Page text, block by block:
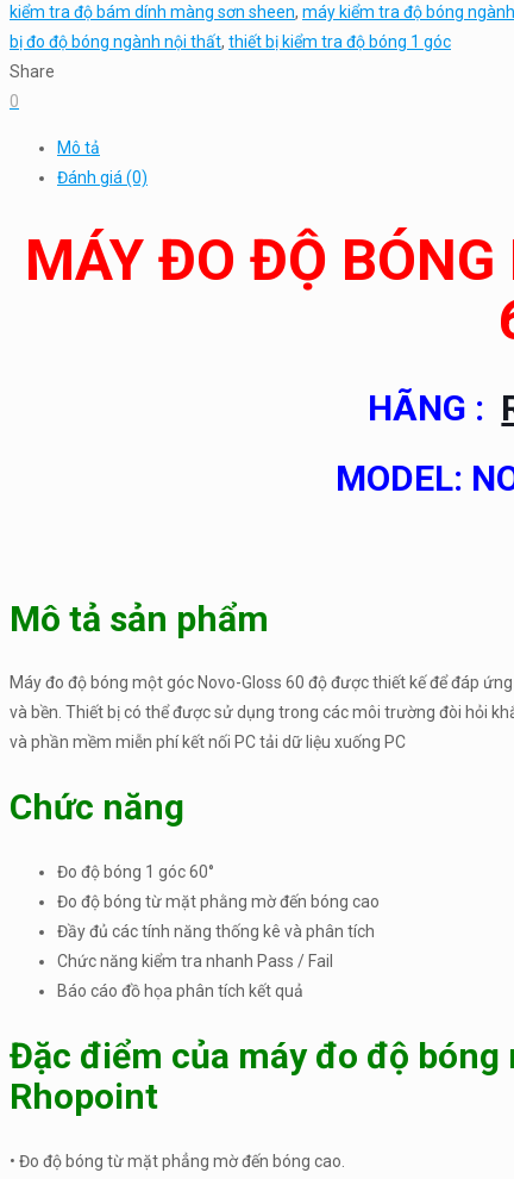
kiểm tra độ bám dính màng sơn sheen, máy kiểm tra độ bóng
bị đo độ bóng ngành nội thất, thiết bị kiểm tra độ bóng 1 góc
Share
0
Mô tả
Đánh giá (0)
MÁY ĐO ĐỘ BÓNG
HÃNG :
MODEL:
Mô tả sản phẩm
Máy đo độ bóng một góc Novo-Gloss 60 độ được thiết kế để đáp
và bền. Thiết bị có thể được sử dụng trong các môi trường đòi hỏi
và phần mềm miễn phí kết nối PC tải dữ liệu xuống PC
Chức năng
Đo độ bóng 1 góc 60°
Đo độ bóng từ mặt phằng mờ đến bóng cao
Đầy đủ các tính năng thống kê và phân tích
Chức năng kiểm tra nhanh Pass / Fail
Báo cáo đồ họa phân tích kết quả
Đặc điểm của máy đo độ
Rhopoint
• Đo độ bóng từ mặt phẳng mờ đến bóng cao.